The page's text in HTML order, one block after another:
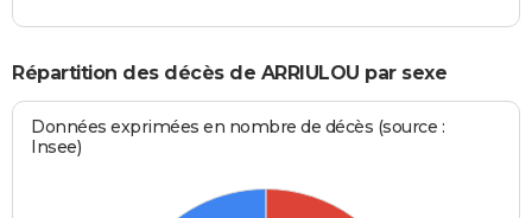
Répartition des décès de ARRIULOU par sexe
Données exprimées en nombre de décès (source :
Insee)